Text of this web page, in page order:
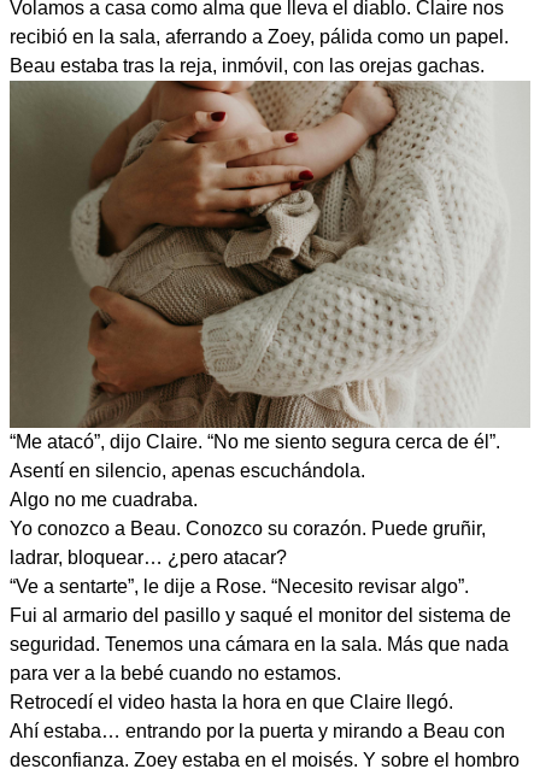
Volamos a casa como alma que lleva el diablo. Claire nos
recibió en la sala, aferrando a Zoey, pálida como un papel.
Beau estaba tras la reja, inmóvil, con las orejas gachas.
“Me atacó”, dijo Claire. “No me siento segura cerca de él”.
Asentí en silencio, apenas escuchándola.
Algo no me cuadraba.
Yo conozco a Beau. Conozco su corazón. Puede gruñir,
ladrar, bloquear… ¿pero atacar?
“Ve a sentarte”, le dije a Rose. “Necesito revisar algo”.
Fui al armario del pasillo y saqué el monitor del sistema de
seguridad. Tenemos una cámara en la sala. Más que nada
para ver a la bebé cuando no estamos.
Retrocedí el video hasta la hora en que Claire llegó.
Ahí estaba… entrando por la puerta y mirando a Beau con
desconfianza. Zoey estaba en el moisés. Y sobre el hombro